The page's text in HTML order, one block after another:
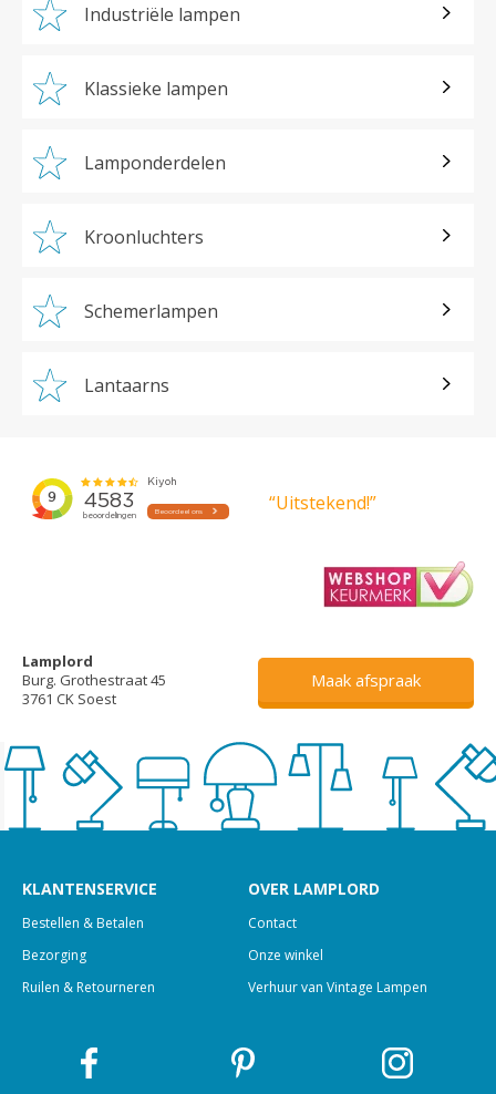
Industriële lampen
Klassieke lampen
Lamponderdelen
Kroonluchters
Schemerlampen
Lantaarns
“Uitstekend!”
Lamplord
Burg. Grothestraat 45
3761 CK Soest
Maak afspraak
KLANTENSERVICE
Bestellen & Betalen
Bezorging
Ruilen & Retourneren
OVER LAMPLORD
Contact
Onze winkel
Verhuur van Vintage Lampen